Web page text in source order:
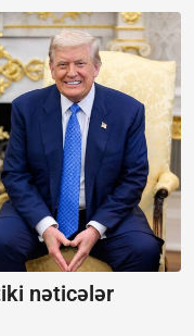
nəticələr